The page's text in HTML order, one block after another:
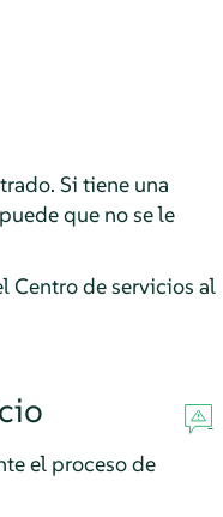
Si tiene una
que no se le
Centro de servicios al
el proceso de